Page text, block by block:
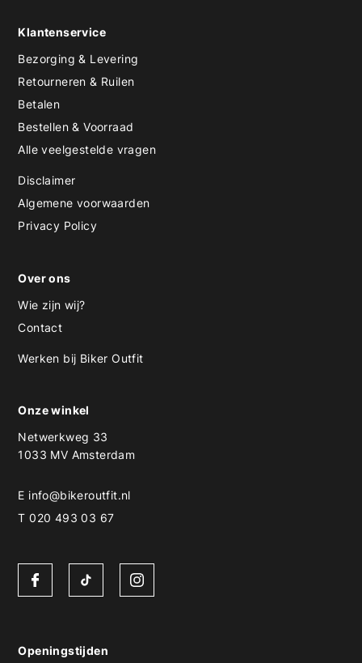
Klantenservice
Bezorging & Levering
Retourneren & Ruilen
Betalen
Bestellen & Voorraad
Alle veelgestelde vragen
Disclaimer
Algemene voorwaarden
Privacy Policy
Over ons
Wie zijn wij?
Contact
Werken bij Biker Outfit
Onze winkel
Netwerkweg 33
1033 MV Amsterdam
E info@bikeroutfit.nl
T 020 493 03 67
Openingstijden